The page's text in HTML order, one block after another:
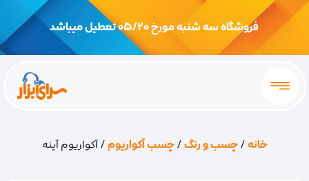
فروشگاه سه شنبه مورخ 05/20 تعطیل میباشد
خانه/چسب و رنگ/چسب آکواریوم/ آکواریوم آینه